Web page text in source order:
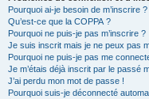
Pourquoi ai-je besoin de m’inscrire ?
Qu’est-ce que la COPPA ?
Pourquoi ne puis-je pas m’inscrire ?
Je suis inscrit mais je ne peux pas
Pourquoi ne puis-je pas me
Je m’étais déjà inscrit par le passé
J’ai perdu mon mot de passe !
Pourquoi suis-je déconnecté